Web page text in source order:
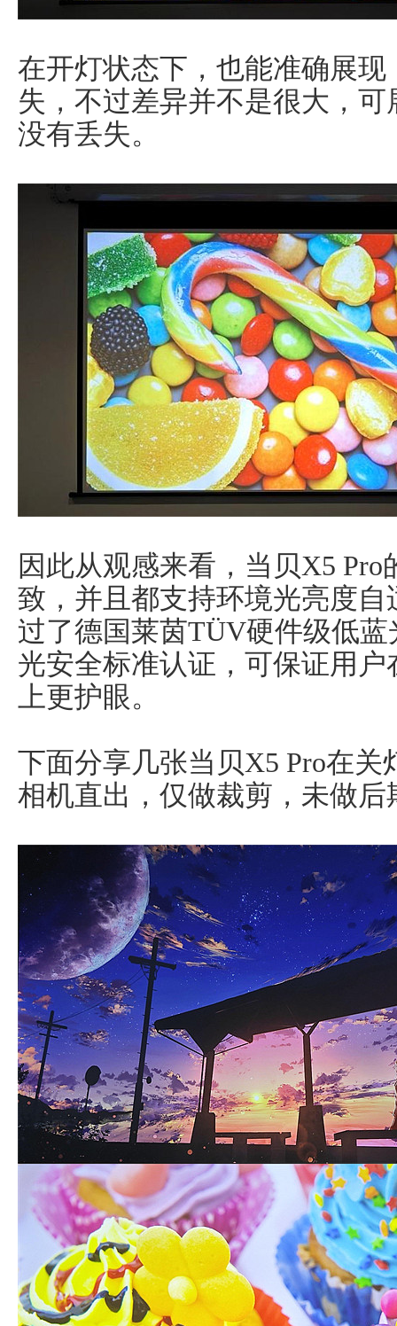
在开灯状态下，也能准确展
失，不过差异并不是很大，
没有丢失。
因此从观感来看，当贝X5
致，并且都支持环境光亮度
过了德国莱茵TÜV硬件级低
光安全标准认证，可保证用
上更护眼。
下面分享几张当贝X5 Pro在
相机直出，仅做裁剪，未做后